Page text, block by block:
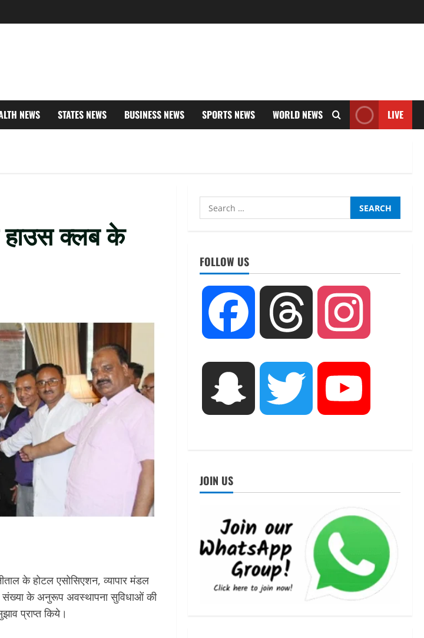
NEWS STATES NEWS BUSINESS NEWS SPORTS NEWS WORLD NEWS LIVE
हाउस क्लब के
के होटल एसोसिएशन, व्यापार मंडल
संख्या के अनुरूप अवस्थापना सुविधाओं की
प्राप्त किये।
Search
for:
FOLLOW US
Facebook Threads
Snapchat Twitter
JOIN US
UTTARAKHAND NEWS
तीलू रौतेली पुरस्कार के लिए 13
वीरांगनाओं का चयन : रेखा आर्या
August 6, 2026
UTTARAKHAND NEWS
मिस उत्तराखंड 2026 के सब-कॉन्टेस्ट
‘मिस ब्यूटीफुल आइज़’ एवं ‘मिस
ब्यूटीफुल हेयर’ का आयोजन
अवसर
5
STATES NEWS
महाराज की राजस्थान के मुख्यमंत्री से
शिष्टाचार भेंट पर्यटन और सांस्कृतिक
गतिविधियों के विस्तार पर हुई चर्चा
August 4, 2026
UTTARAKHAND NEWS